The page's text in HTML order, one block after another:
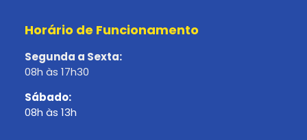
Horário de Funcionamento
Segunda a Sexta:
08h às 17h30
Sábado:
08h às 13h